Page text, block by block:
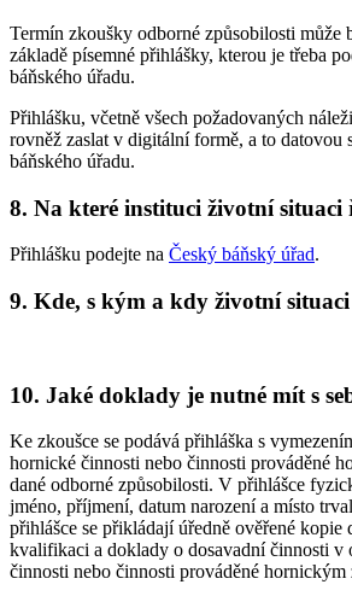
Termín zkoušky odborné způsobilosti může
základě písemné přihlášky, kterou je třeba
báňského úřadu.
Přihlášku, včetně všech požadovaných
rovněž zaslat v digitální formě, a to datovou
báňského úřadu.
8. Na které instituci životní situaci
Přihlášku podejte na Český báňský úřad.
9. Kde, s kým a kdy životní
10. Jaké doklady je nutné mít s
Ke zkoušce se podává přihláška s
hornické činnosti nebo činnosti prováděné
dané odborné způsobilosti. V přihlášce
jméno, příjmení, datum narození a místo
přihlášce se přikládají úředně ověřené kopie
kvalifikaci a doklady o dosavadní činnosti v
činnosti nebo činnosti prováděné hornickým